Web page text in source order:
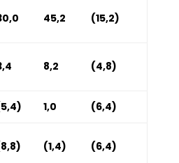
45,2 (15,2)
8,2 (4,8)
1,0 (6,4)
(1,4) (6,4)